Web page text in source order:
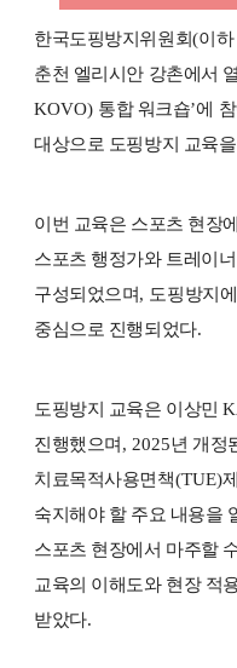
한국도핑방지위원회(이하
춘천 엘리시안 강촌에서
KOVO) 통합 워크숍’에
대상으로 도핑방지 교육
이번 교육은 스포츠 현장
스포츠 행정가와 트레이
구성되었으며, 도핑방지
중심으로 진행되었다.
도핑방지 교육은 이상민
진행했으며, 2025년 개정
치료목적사용면책(TUE)
숙지해야 할 주요 내용을
스포츠 현장에서 마주할
교육의 이해도와 현장 적
받았다.